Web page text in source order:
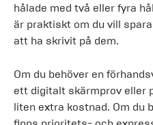
hålade med två eller fyra
är praktiskt om du vill
att ha skrivit på dem.
Om du behöver en
ett digitalt skärmprov eller
liten extra kostnad. Om du